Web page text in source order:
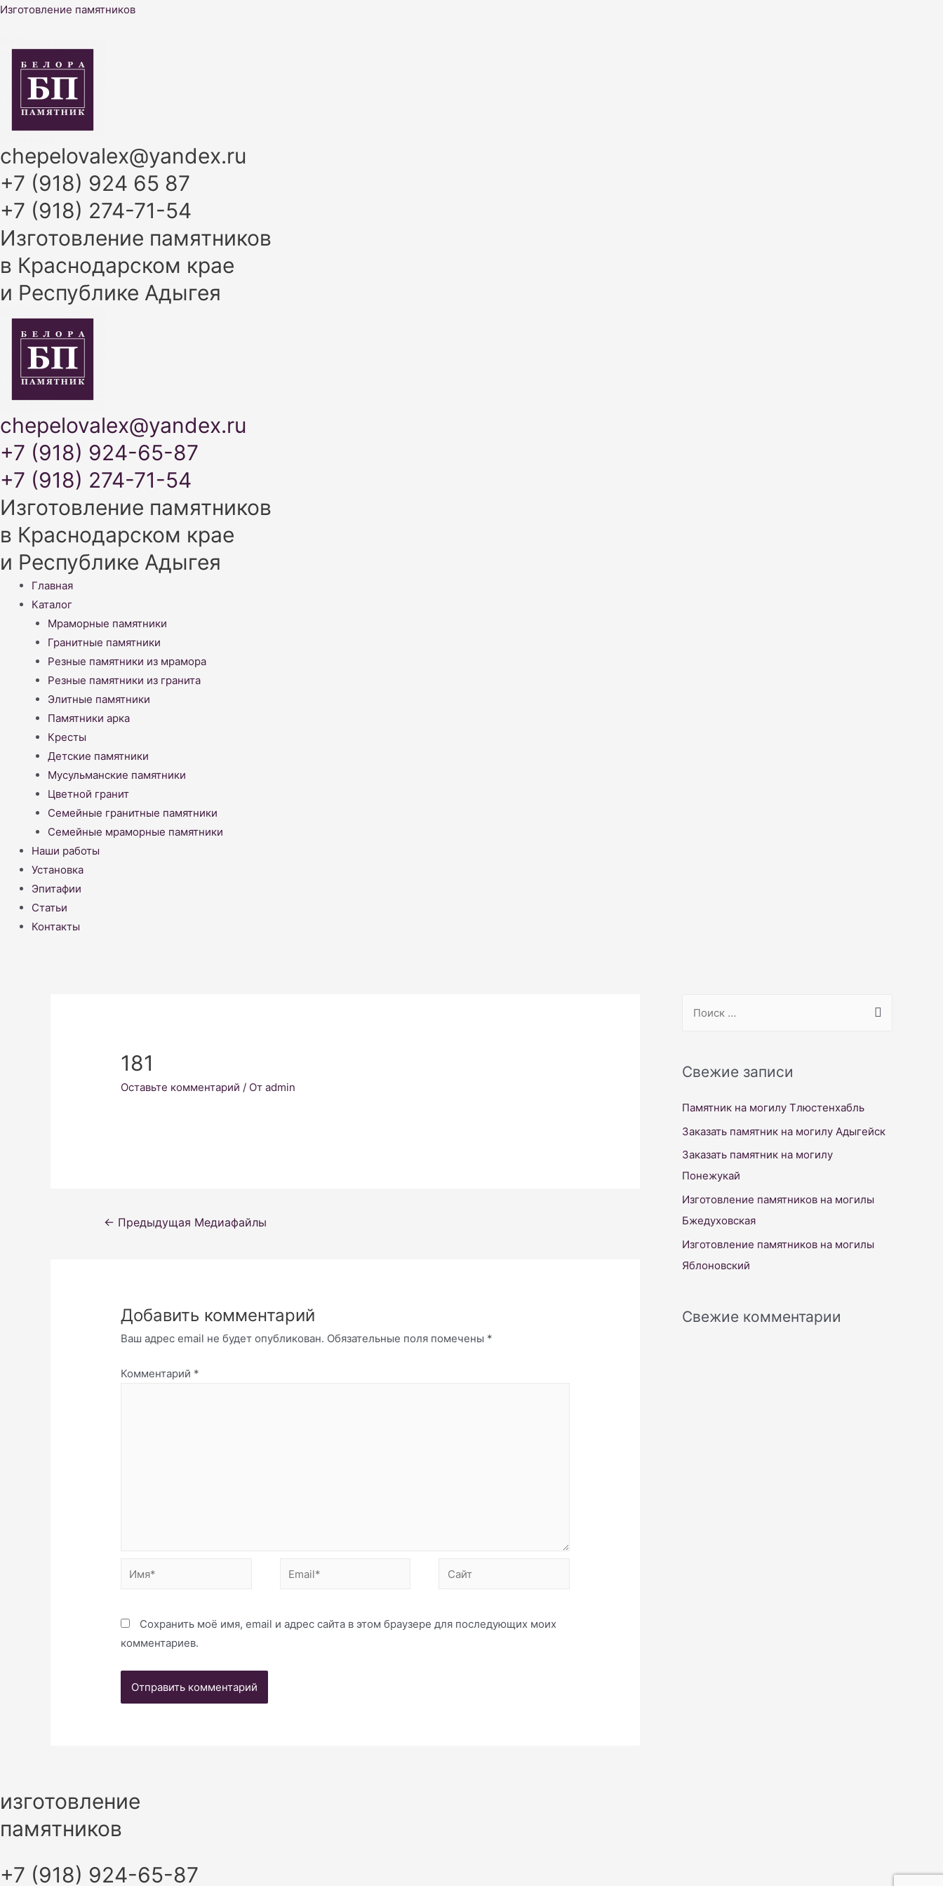
Перейти
содержимому
Изготовление памятников
chepelovalex@yandex.ru
+7 (918) 924 65 87
+7 (918) 274-71-54
Изготовление памятников
в Краснодарском крае
и Республике Адыгея
chepelovalex@yandex.ru
+7 (918) 924-65-87
+7 (918) 274-71-54
Изготовление памятников
в Краснодарском крае
и Республике Адыгея
Меню
Главная
Каталог
Мраморные памятники
Гранитные памятники
Резные памятники из мрамора
Резные памятники из гранита
Элитные памятники
Памятники арка
Кресты
Детские памятники
Мусульманские памятники
Цветной гранит
Семейные гранитные памятники
Семейные мраморные памятники
Наши работы
Установка
Эпитафии
Статьи
Контакты
181
Оставьте комментарий / От admin
Навигация
← Предыдущая Медиафайлы
Добавить комментарий
Ваш адрес email не будет опубликован. Обязательные поля помечены *
Комментарий *
Имя* Email* Сайт
Сохранить моё имя, email и адрес сайта в этом браузере для последующих моих
комментариев.
r
h
f
o
r
:
Свежие записи
Памятник на могилу Тлюстенхабль
Заказать памятник на могилу Адыгейск
Заказать памятник на могилу
Понежукай
Изготовление памятников на могилы
Бжедуховская
Изготовление памятников на могилы
Яблоновский
Свежие комментарии
изготовление
памятников
+7 (918) 924-65-87